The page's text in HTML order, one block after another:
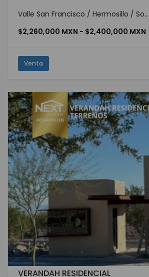
Valle San Francisco / Hermosillo / So...
$2,260,000 MXN - $2,400,000 MXN
Venta
VERANDAH RESIDENCIAL